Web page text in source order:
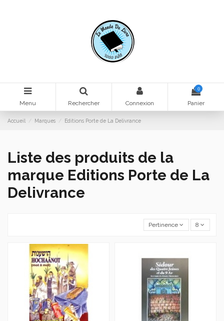
Menu Rechercher Connexion
0
Panier
Accueil Marques Editions Porte de La Delivrance
Liste des produits de la
marque Editions Porte de La
Delivrance
Pertinence 8